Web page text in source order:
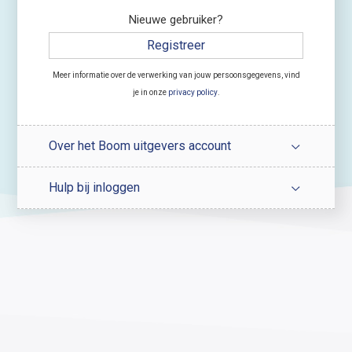
Nieuwe gebruiker?
Registreer
Meer informatie over de verwerking van jouw persoonsgegevens, vind
je in onze privacy policy.
Over het Boom uitgevers account
Hulp bij inloggen